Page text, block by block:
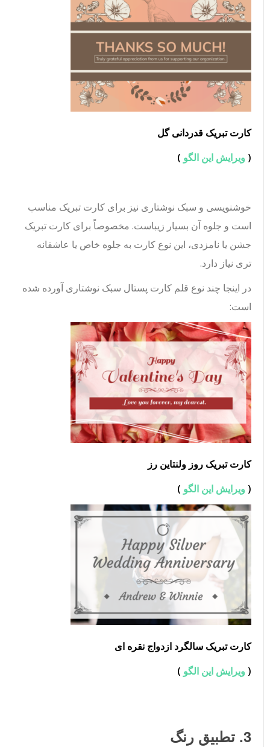
کارت تبریک قدردانی گل
ویرایش این الگو)
خوشنویسی و سبک نوشتاری نیز برای کارت تبریک مناسب
است و جلوه آن بسیار زیباست. مخصوصاً برای کارت تبریک
جشن یا نامزدی، این نوع کارت به جلوه خاص یا عاشقانه
تری نیاز دارد.
در اینجا چند نوع قلم کارت پستال سبک نوشتاری آورده شده
است:
کارت تبریک روز ولنتاین رز
ویرایش این الگو)
کارت تبریک سالگرد ازدواج نقره ای
ویرایش این الگو)
3. تطبیق رنگ